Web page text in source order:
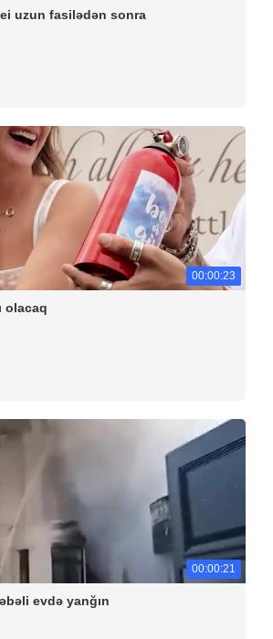
uzun fasilədən sonra
00:00:23
olacaq
00:00:21
evdə yanğın